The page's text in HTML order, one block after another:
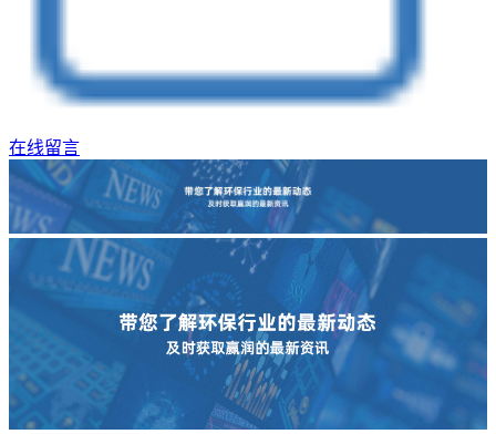
在线留言